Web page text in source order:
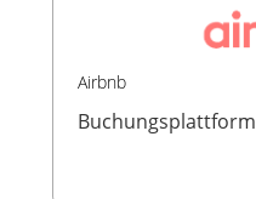
Airbnb
Buchungsplattform